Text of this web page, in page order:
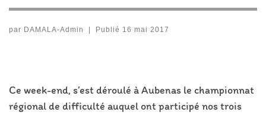
par DAMALA-Admin Publié 16 mai 2017
Ce week-end, s’est déroulé à Aubenas le championnat
régional de difficulté auquel ont participé nos trois